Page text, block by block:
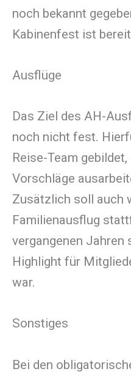
noch bekannt
Kabinenfest ist
Ausflüge
Das Ziel des AH-
noch nicht fest.
Reise-Team
Vorschläge
Zusätzlich soll auch
Familienausflug
vergangenen Jahren
Highlight für
war.
Sonstiges
Bei den